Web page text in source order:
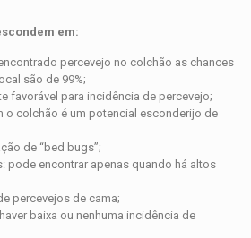
em:
percevejo no colchão as chances
são de 99%;
favorável para incidência de percevejo;
o colchão é um potencial esconderijo de
de “bed bugs”;
pode encontrar apenas quando há altos
percevejos de cama;
baixa ou nenhuma incidência de